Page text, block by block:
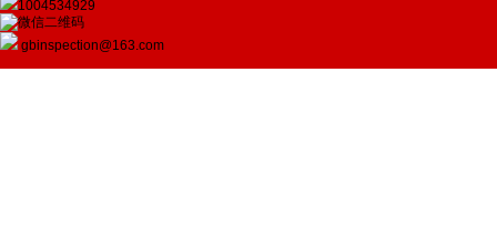
1004534929
gbinspection@163.com